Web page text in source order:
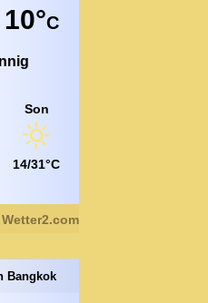
10°C
Son
14/31°C
Wetter2.com
Bangkok